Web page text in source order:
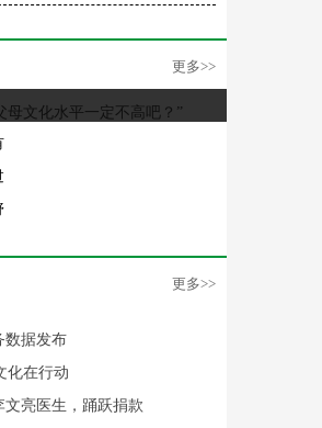
更多>>
更多>>
数据发布
化在行动
亮医生，踊跃捐款